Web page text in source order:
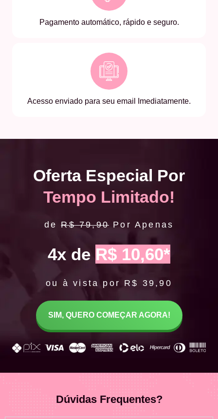
Pagamento automático, rápido e seguro.
Acesso enviado para seu email Imediatamente.
Oferta Especial Por
Tempo Limitado!
deR$ 79,90 Por Apenas
4x de R$ 10,60*
ou à vista por R$ 39,90
SIM, QUERO COMEÇAR AGORA!
Dúvidas Frequentes?